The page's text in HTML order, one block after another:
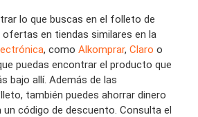
lo que buscas en el folleto de
ofertas en tiendas similares en la
, como Alkomprar, Claro o
puedas encontrar el producto que
bajo allí. Además de las
también puedes ahorrar dinero
código de descuento. Consulta el